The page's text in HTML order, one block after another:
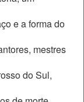
e a forma do
mestres
do Sul,